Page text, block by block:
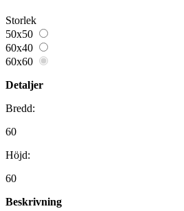
Storlek
50x50
60x40
60x60
Detaljer
Bredd:
60
Höjd:
60
Beskrivning